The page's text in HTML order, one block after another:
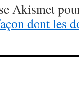
Akismet
dont les